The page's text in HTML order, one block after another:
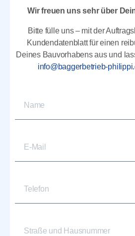
Wir freuen uns sehr über
Bitte fülle uns – mit der
Kundendatenblatt für einen
Deines Bauvorhabens aus und
info@baggerbetrieb-